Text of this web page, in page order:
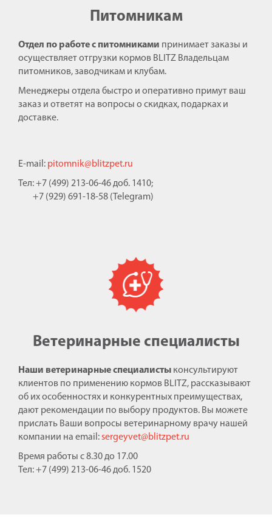
Питомникам
Отдел по работе с питомниками принимает заказы и
осуществляет отгрузки кормов BLITZ Владельцам
питомников, заводчикам и клубам.
Менеджеры отдела быстро и оперативно примут ваш
заказ и ответят на вопросы о скидках, подарках и
доставке.
E-mail: pitomnik@blitzpet.ru
Тел: +7 (499) 213-06-46 доб. 1410;
+7 (929) 691-18-58 (Telegram)
Ветеринарные специалисты
Наши ветеринарные специалисты консультируют
клиентов по применению кормов BLITZ, рассказывают
об их особенностях и конкурентных преимуществах,
дают рекомендации по выбору продуктов. Вы можете
прислать Ваши вопросы ветеринарному врачу нашей
компании на email:sergeyvet@blitzpet.ru
Время работы с 8.30 до 17.00
Тел: +7 (499) 213-06-46 доб. 1520